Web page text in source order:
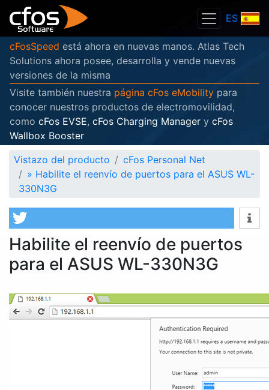
ES
cFosSpeed está ahora en nuevas manos. Atlas Tech
Solutions ahora posee, desarrolla y vende nuevas
versiones de la misma
Visite también nuestra página cFos eMobility para
conocer nuestros productos de electromovilidad,
como cFos EVSE, cFos Charging Manager y cFos
Wallbox Booster
Vistazo del producto
cFos Personal Net
» Habilite el reenvío de puertos para el ASUS WL-
330N3G
Habilite el reenvío de puertos
para el ASUS WL-330N3G